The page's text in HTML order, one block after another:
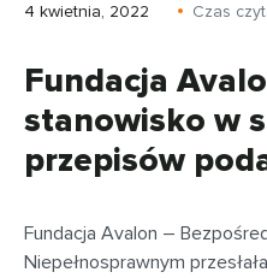
4 kwietnia, 2022 Czas
Fundacja
stanowisko w
przepisów
Fundacja Avalon –
Niepełnosprawnym